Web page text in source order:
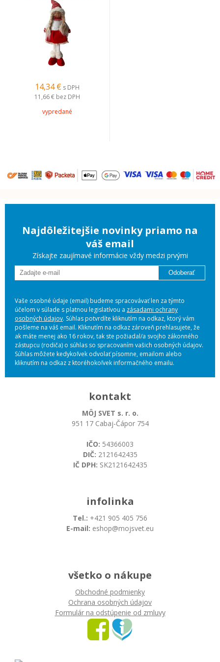
14,34 € s DPH
11,66 € bez DPH
vypredané
Najdôležitejšie novinky priamo na
váš email
Získajte zaujímavé informácie vždy medzi prvými
Odoberať
Vaše osobné údaje (email) budeme spracovávať len za týmto
účelom v súlade s platnou legislatívou a zásadami ochrany
osobných údajov. Súhlas potvrdíte kliknutím na odkaz, ktorý vám
pošleme na váš email. Kliknutím na odkaz zároveň prehlasujete, že
ak máte menej ako 16 rokov, tak ste požiadal/a svojho zákonného
zástupcu (rodiča) o súhlas so spracovaním vašich osobných údajov.
Súhlas môžete kedykoľvek odvolať písomne, emailom alebo
kliknutím na odkaz z ktoréhokoľvek informačného emailu.
kontakt
MÔJ SVET s. r. o.
951 17 Cabaj-Čápor 754
IČO: 54366003
DIČ: 2121642435
IČ DPH: SK2121642435
infolinka
Tel.: +421 905 405 756
E-mail: eshop@mojsvet.eu
všetko o nákupe
Obchodné podmienky
Ochrana osobných údajov
Formulár na odstúpenie od zmluvy